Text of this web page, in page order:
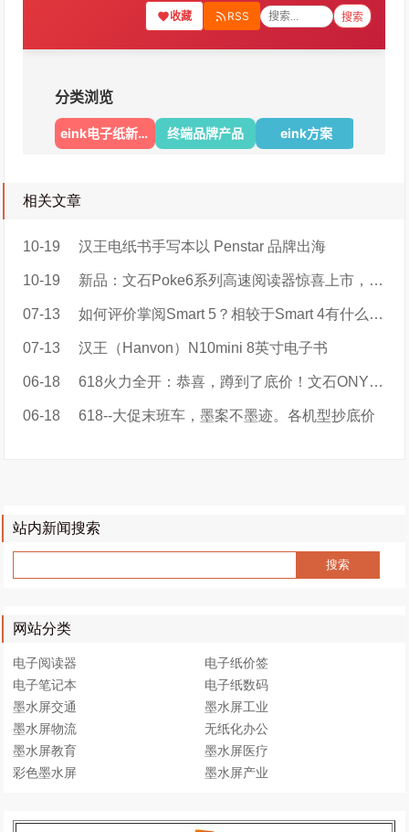
相关文章
10-19 汉王电纸书手写本以 Penstar 品牌出海
10-19 新品：文石Poke6系列高速阅读器惊喜上市，售价899元起！
07-13 如何评价掌阅Smart 5？相较于Smart 4有什么区别？值得大家购买吗？
07-13 汉王（Hanvon）N10mini 8英寸电子书
06-18 618火力全开：恭喜，蹲到了底价！文石ONYX BOOX品牌特价
06-18 618--大促末班车，墨案不墨迹。各机型抄底价
站内新闻搜索
网站分类
电子阅读器
电子纸价签
电子笔记本
电子纸数码
墨水屏交通
墨水屏工业
墨水屏物流
无纸化办公
墨水屏教育
墨水屏医疗
彩色墨水屏
墨水屏产业